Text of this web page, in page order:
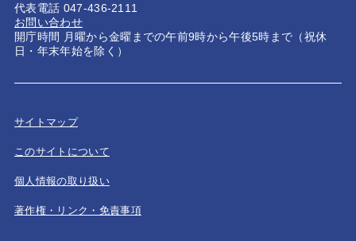
代表電話 047-436-2111
お問い合わせ
開庁時間 月曜から金曜までの午前9時から午後5時まで（祝休
日・年末年始を除く）
サイトマップ
このサイトについて
個人情報の取り扱い
著作権・リンク・免責事項